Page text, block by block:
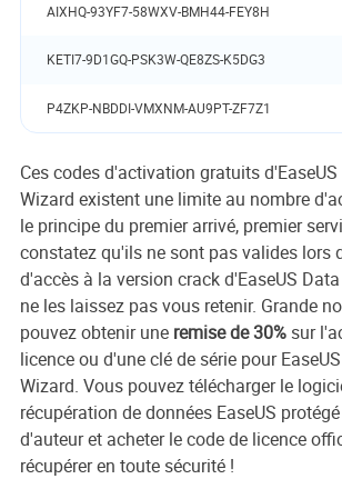
AIXHQ-93YF7-58WXV-BMH44-FEY8H
KETI7-9D1GQ-PSK3W-QE8ZS-K5DG3
P4ZKP-NBDDI-VMXNM-AU9PT-ZF7Z1
Ces codes d'activation gratuits
Wizard existent une limite au nombre
le principe du premier arrivé, premier
constatez qu'ils ne sont pas valides lors
d'accès à la version crack d'EaseUS
ne les laissez pas vous retenir. Grande
pouvez obtenir une remise de 30%sur
licence ou d'une clé de série pour
Wizard. Vous pouvez télécharger le
récupération de données EaseUS
d'auteur et acheter le code de licence
récupérer en toute sécurité !